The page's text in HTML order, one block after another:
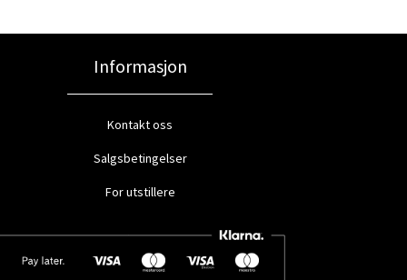
Informasjon
Kontakt oss
Salgsbetingelser
For utstillere